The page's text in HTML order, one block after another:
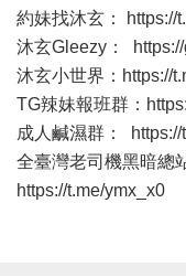
約妹找沐玄：
https://
沐玄Gleezy：
沐玄小世界： https://
TG辣妹報班群：
成人鹹濕群：
全臺灣老司機黑暗總
https://t.me/ymx_x0